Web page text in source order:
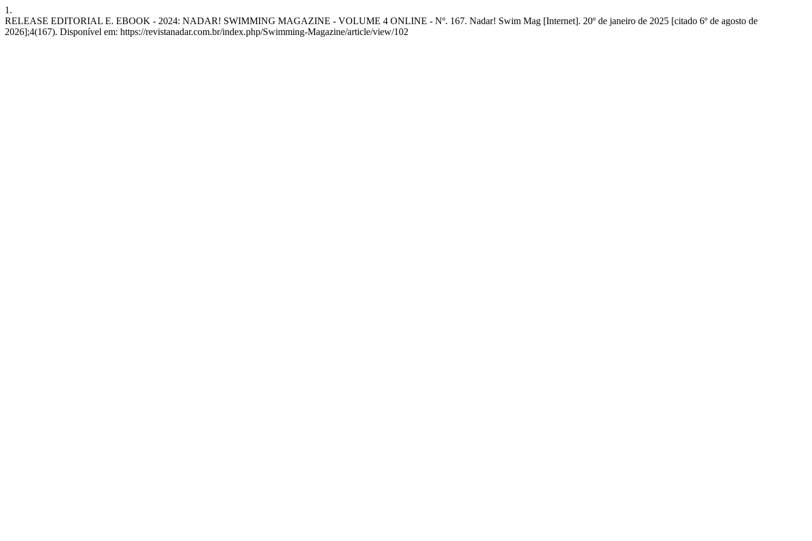
1.
RELEASE EDITORIAL E. EBOOK - 2024: NADAR! SWIMMING MAGAZINE - VOLUME 4 ONLINE - Nº. 167. Nadar! Swim Mag [Internet]. 20º de janeiro de 2025 [citado 6º de agosto de
2026];4(167). Disponível em: https://revistanadar.com.br/index.php/Swimming-Magazine/article/view/102